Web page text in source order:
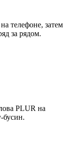
телефоне, затем
за рядом.
PLUR на
бусин.